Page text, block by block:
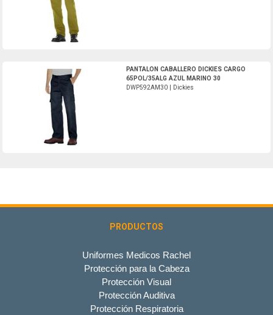
PANTALON CABALLERO DICKIES CARGO
65POL/35ALG AZUL MARINO 30
DWP592AM30 | Dickies
PRODUCTOS
Uniformes Medicos Rachel
Protección para la Cabeza
Protección Visual
Protección Auditiva
Protección Respiratoria